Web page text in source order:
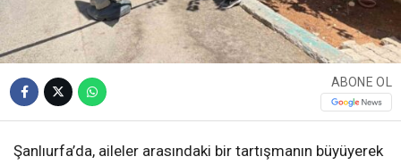
ABONE OL
Şanlıurfa’da, aileler arasındaki bir tartışmanın büyüyerek